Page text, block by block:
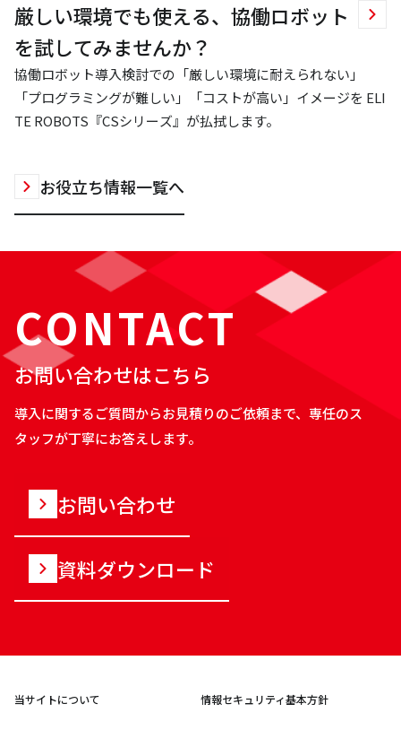
厳しい環境でも使える、協働ロボット
を試してみませんか？
協働ロボット導入検討での「厳しい環境に耐えられない」
「プログラミングが難しい」「コストが高い」イメージを ELI
TE ROBOTS『CSシリーズ』が払拭します。
お役立ち情報一覧へ
CONTACT
お問い合わせはこちら
導入に関するご質問からお見積りのご依頼まで、専任のス
タッフが丁寧にお答えします。
お問い合わせ
資料ダウンロード
当サイトについて 情報セキュリティ基本方針